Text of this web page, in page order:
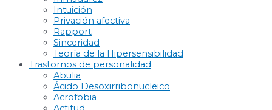
Intuición
Privación afectiva
Rapport
Sinceridad
Teoría de la Hipersensibilidad
Trastornos de personalidad
Abulia
Ácido Desoxirribonucleico
Acrofobia